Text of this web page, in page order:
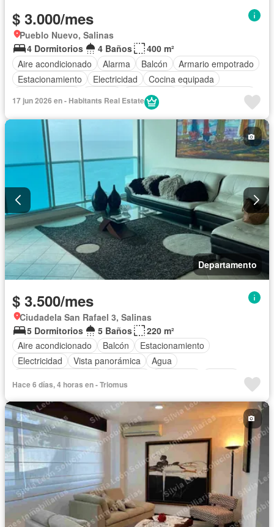
$ 3.000/mes
Pueblo Nuevo, Salinas
4 Dormitorios
4 Baños
400 m²
Aire acondicionado
Alarma Balcón
Armario empotrado
Estacionamiento
Electricidad
Cocina equipada
Gas natural
Vista panorámica
Cuarto de servicio
Conserje
Garita de guardianía
Ascensor
Seguridad Terraza
Patio
Parrilla
Completamente amoblado
17 jun 2026 en - Habitants Real Estate
Departamento
$ 3.500/mes
Ciudadela San Rafael 3, Salinas
5 Dormitorios
5 Baños
220 m²
Aire acondicionado
Balcón
Estacionamiento
Electricidad
Vista panorámica
Agua
Completamente amoblado
Hace 6 días, 4 horas en - Triomus